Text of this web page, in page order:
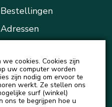
Bestellingen
Adressen
Mijn Kluis
Account details
Uitloggen
cookies. Cookies zijn
uw computer worden
zijn nodig om ervoor te
werkt. Ze stellen ons
surf (winkel)
ons te begrijpen hoe u